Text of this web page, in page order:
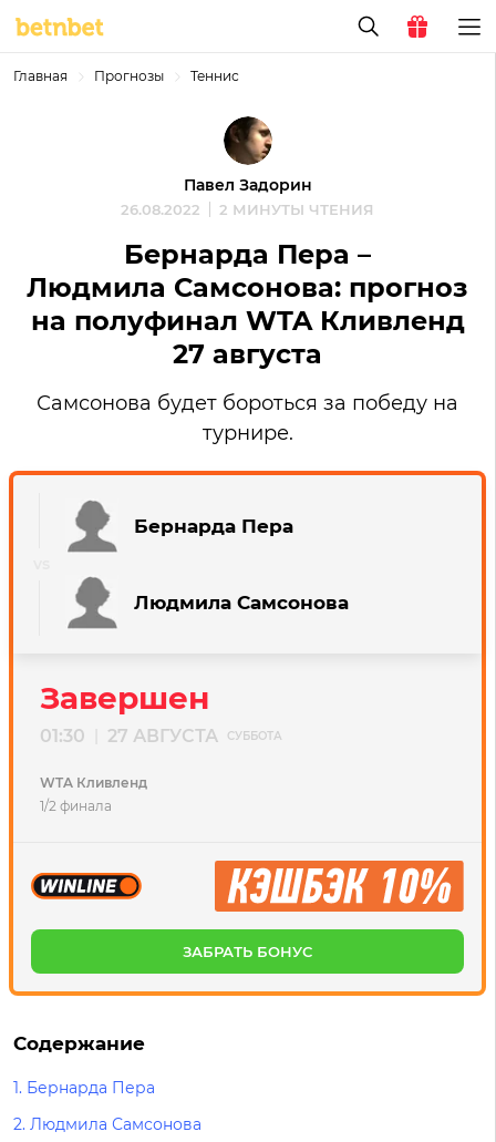
Главная Прогнозы Теннис
Павел Задорин
26.08.2022 2 МИНУТЫ ЧТЕНИЯ
Бернарда Пера –
Людмила Самсонова: прогноз
на полуфинал WTA Кливленд
27 августа
Самсонова будет бороться за победу на
турнире.
Бернарда Пера
Людмила Самсонова
Завершен
01:30 27 АВГУСТА СУББОТА
WTA Кливленд
1/2 финала
ЗАБРАТЬ БОНУС
Содержание
1. Бернарда Пера
2. Людмила Самсонова